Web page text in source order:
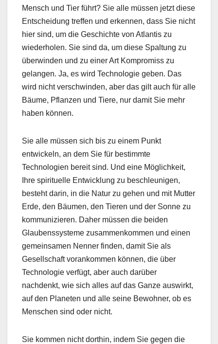
Mensch und Tier führt? Sie alle müssen jetzt diese
Entscheidung treffen und erkennen, dass Sie nicht
hier sind, um die Geschichte von Atlantis zu
wiederholen. Sie sind da, um diese Spaltung zu
überwinden und zu einer Art Kompromiss zu
gelangen. Ja, es wird Technologie geben. Das
wird nicht verschwinden, aber das gilt auch für alle
Bäume, Pflanzen und Tiere, nur damit Sie mehr
haben können.
Sie alle müssen sich bis zu einem Punkt
entwickeln, an dem Sie für bestimmte
Technologien bereit sind. Und eine Möglichkeit,
Ihre spirituelle Entwicklung zu beschleunigen,
besteht darin, in die Natur zu gehen und mit Mutter
Erde, den Bäumen, den Tieren und der Sonne zu
kommunizieren. Daher müssen die beiden
Glaubenssysteme zusammenkommen und einen
gemeinsamen Nenner finden, damit Sie als
Gesellschaft vorankommen können, die über
Technologie verfügt, aber auch darüber
nachdenkt, wie sich alles auf das Ganze auswirkt,
auf den Planeten und alle seine Bewohner, ob es
Menschen sind oder nicht.
Sie kommen nicht dorthin, indem Sie gegen die